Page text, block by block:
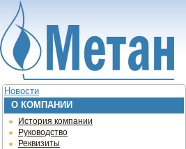
Jump to navigation
Новости
О КОМПАНИИ
История компании
Руководство
Реквизиты